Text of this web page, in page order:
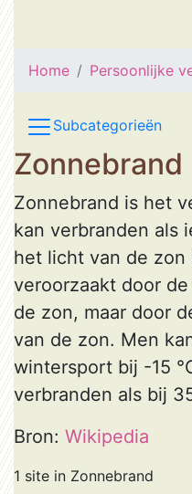
Home Persoonlijke
Subcategorieën
Zonnebrand
Zonnebrand is het
kan verbranden als
het licht van de
veroorzaakt door
de zon, maar door
van de zon. Men
wintersport bij -15
verbranden als bij
Bron: Wikipedia
1 site in Zonnebrand